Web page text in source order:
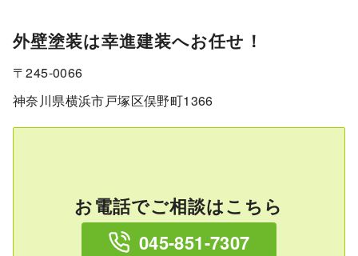
外壁塗装は幸進建装へお任せ！
〒245-0066
神奈川県横浜市戸塚区俣野町1366
お電話でご相談はこちら
045-851-7307